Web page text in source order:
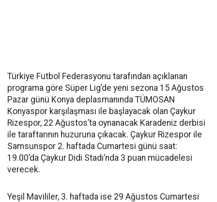
Türkiye Futbol Federasyonu tarafından açıklanan
programa göre Süper Lig’de yeni sezona 15 Ağustos
Pazar günü Konya deplasmanında TÜMOSAN
Konyaspor karşılaşması ile başlayacak olan Çaykur
Rizespor, 22 Ağustos’ta oynanacak Karadeniz derbisi
ile taraftarının huzuruna çıkacak. Çaykur Rizespor ile
Samsunspor 2. haftada Cumartesi günü saat:
19.00’da Çaykur Didi Stadı’nda 3 puan mücadelesi
verecek.
Yeşil Mavililer, 3. haftada ise 29 Ağustos Cumartesi